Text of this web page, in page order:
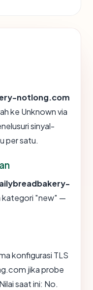
notlong.com
ke Unknown via
sinyal-
per satu.
kategori "new" —
konfigurasi TLS
jika probe
saat ini: No.